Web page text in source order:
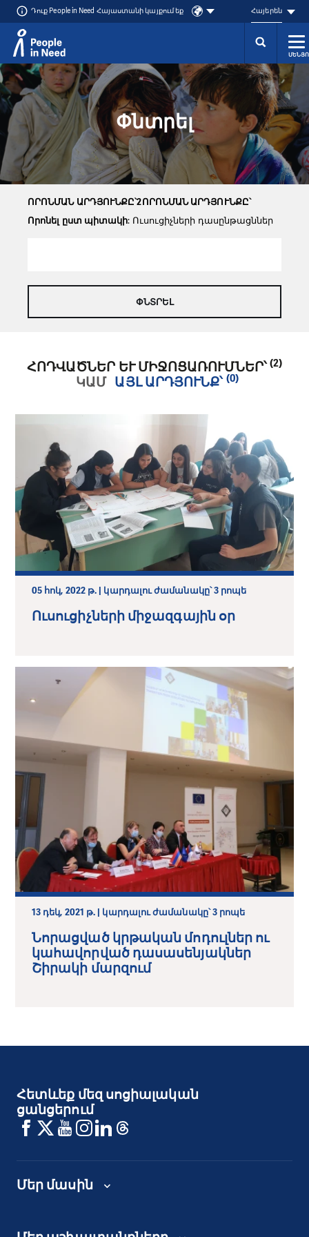
Přeskočit na obsah
Դուք People in Need Հայաստանի կայքում եք Հայերեն
Փնտրել
ՈՐՈՆՄԱՆ ԱՐԴՅՈՒՆՔԸ՝2ՈՐՈՆՄԱՆ ԱՐԴՅՈՒՆՔԸ՝
Որոնել ըստ պիտակի: Ուսուցիչների դասընթացններ
ՀՈԴՎԱԾՆԵՐ ԵՒ ՄԻՋՈՑԱՌՈՒՄՆԵՐ՝ (2)
ԿԱՄ ԱՅԼ ԱՐԴՅՈՒՆՔ՝ (0)
05 հոկ, 2022 թ. | կարդալու ժամանակը՝ 3 րոպե
Ուսուցիչների միջազգային օր
13 դեկ, 2021 թ. | կարդալու ժամանակը՝ 3 րոպե
Նորացված կրթական մոդուլներ ու
կահավորված դասասենյակներ
Շիրակի մարզում
Հետևեք մեզ սոցիալական
ցանցերում
Մեր մասին